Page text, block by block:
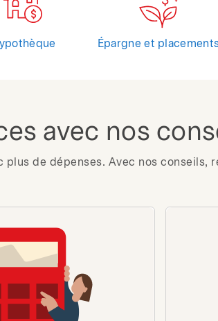
Épargne et
avec nos
plus de dépenses. Avec nos conseils,